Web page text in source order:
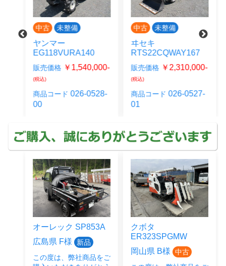
中古 未整備
ヤンマー
EG118VURA140
販売価格 ￥1,540,000-
(税込)
商品コード 026-0528-
00
中古 未整備
ヰセキ
RTS22CQWAY167
販売価格 ￥2,310,000-
(税込)
商品コード 026-0527-
01
オーレック SP853A
広島県 F様
新品
この度は、弊社商品をご
クボタ
ER323SPGMW
岡山県 B様
中古